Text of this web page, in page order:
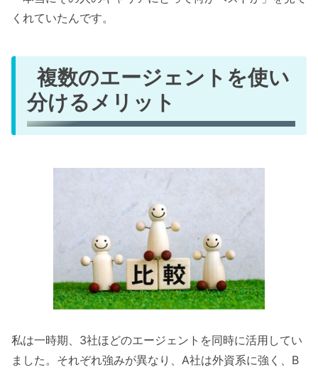
くれていたんです。
複数のエージェントを使い
分けるメリット
私は一時期、3社ほどのエージェントを同時に活用してい
ました。それぞれ強みが異なり、A社は外資系に強く、B